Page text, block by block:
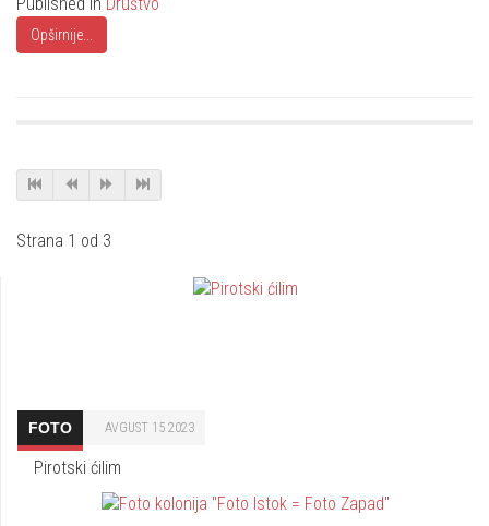
Opširnije...
Strana 1 od 3
FOTO AVGUST 15 2023
Pirotski ćilim